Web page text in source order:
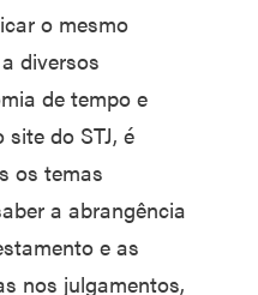
o mesmo
diversos
de tempo e
do STJ, é
os temas
a abrangência
e as
nos julgamentos,